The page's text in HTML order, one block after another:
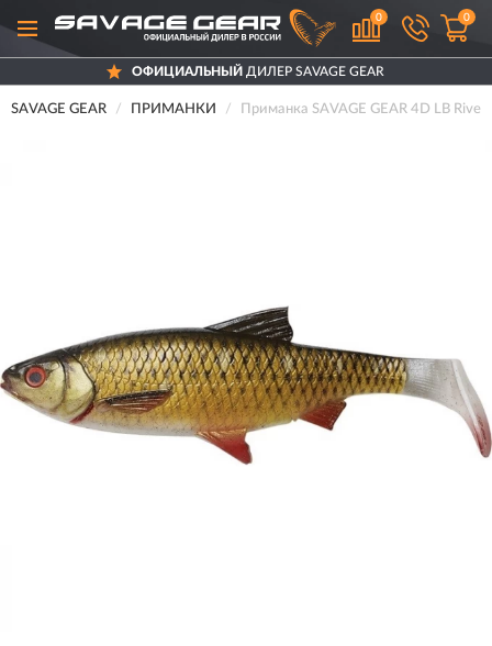
0 0
ОФИЦИАЛЬНЫЙ ДИЛЕР SAVAGE GEAR
SAVAGE GEAR ПРИМАНКИ Приманка SAVAGE GEAR 4D LB